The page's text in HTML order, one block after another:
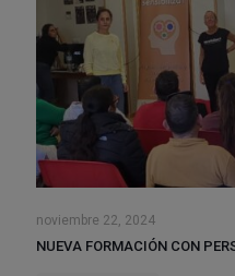
noviembre 22, 2024
NUEVA FORMACIÓN CON